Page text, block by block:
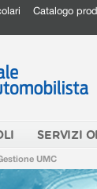
Catalogo
SERVIZI
UMC